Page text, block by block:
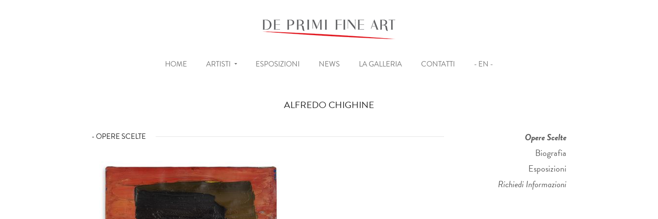
HOME ARTISTI ESPOSIZIONI NEWS LA GALLERIA CONTATTI - EN -
ALFREDO CHIGHINE
Opere Scelte
Biografia
Esposizioni
Richiedi Informazioni
- OPERE SCELTE